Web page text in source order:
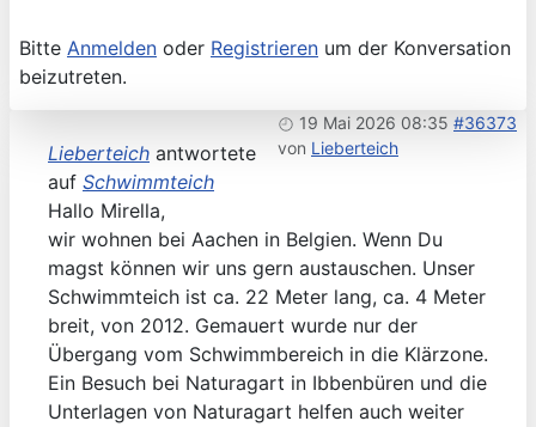
Bitte Anmelden oder Registrieren um der Konversation
beizutreten.
19 Mai 2026 08:35 #36373
von Lieberteich
Lieberteich antwortete
auf Schwimmteich
Hallo Mirella,
wir wohnen bei Aachen in Belgien. Wenn Du
magst können wir uns gern austauschen. Unser
Schwimmteich ist ca. 22 Meter lang, ca. 4 Meter
breit, von 2012. Gemauert wurde nur der
Übergang vom Schwimmbereich in die Klärzone.
Ein Besuch bei Naturagart in Ibbenbüren und die
Unterlagen von Naturagart helfen auch weiter